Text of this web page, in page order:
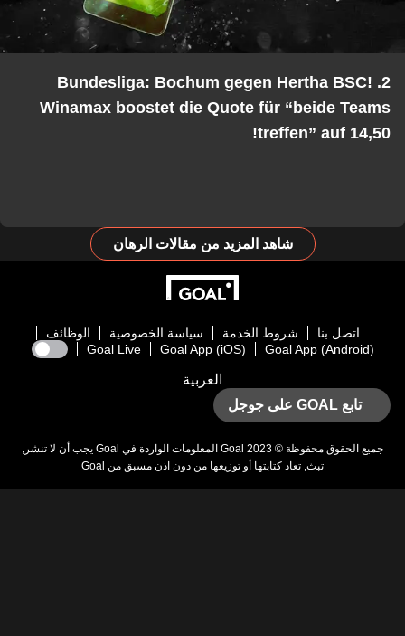
2. Bundesliga: Bochum gegen Hertha BSC!
Winamax boostet die Quote für “beide
treffen” auf
شاهد المزيد من مقالات الرهان
اتصل بنا شروط الخدمة سياسة الخصوصية
الوظائف
Goal App (Android)
Goal App (iOS)
Goal Live
العربية
الحقوق محفوظة © 2023 Goalالمعلومات الواردة فيGoal يجب أن لا تنشر,
تبث, تعاد كتابتها أو توزيعها من دون اذن مسبق منGoal